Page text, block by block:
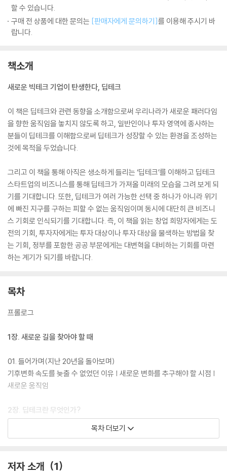
할 수 있습니다.
구매 전 상품에 대한 문의는 [판매자에게 문의하기]를 이용해 주시기 바
랍니다.
책소개
새로운 빅테크 기업이 탄생한다, 딥테크
이 책은 딥테크와 관련 동향을 소개함으로써 우리나라가 새로운 패러다임
을 향한 움직임을 놓치지 않도록 하고, 일반인이나 투자 영역에 종사하는
분들이 딥테크를 이해함으로써 딥테크가 성장할 수 있는 환경을 조성하는
것에 목적을 두었습니다.
그리고 이 책을 통해 아직은 생소하게 들리는 ‘딥테크’를 이해하고 딥테크
스타트업의 비즈니스를 통해 딥테크가 가져올 미래의 모습을 그려 보게 되
기를 기대합니다. 또한, 딥테크가 여러 가능한 선택 중 하나가 아니라 위기
에 빠진 지구를 구하는 피할 수 없는 움직임이며 동시에 대단히 큰 비즈니
스 기회로 인식되기를 기대합니다. 즉, 이 책을 읽는 창업 희망자에게는 도
전의 기회, 투자자에게는 투자 대상이나 투자 대상을 물색하는 방법을 찾
는 기회, 정부를 포함한 공공 부문에게는 대변혁을 대비하는 기회를 마련
하는 계기가 되기를 바랍니다.
목차
프롤로그
1장. 새로운 길을 찾아야 할 때
01. 들어가며(지난 20년을 돌아보며)
기후변화 속도를 늦출 수 없었던 이유 | 새로운 변화를 추구해야 할 시점 |
새로운 움직임
2장. 딥테크란 무엇인가?
3장. 딥테크 비즈니스 동향
목차 더보기
저자 소개 1